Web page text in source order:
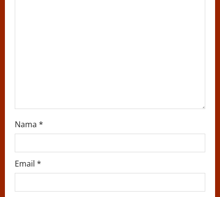
Nama *
Email *